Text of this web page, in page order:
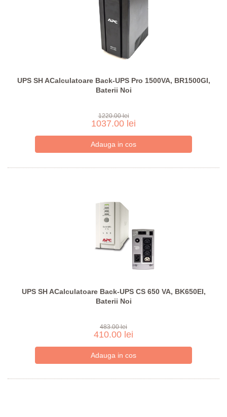
UPS SH ACalculatoare Back-UPS Pro 1500VA, BR1500GI,
Baterii Noi
1220.00 lei
1037.00 lei
UPS SH ACalculatoare Back-UPS CS 650 VA, BK650EI,
Baterii Noi
483.00 lei
410.00 lei